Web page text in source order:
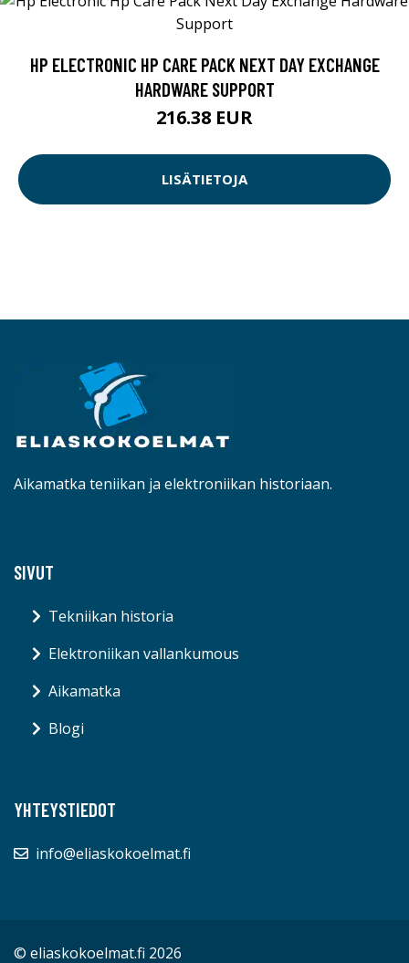
HP ELECTRONIC HP CARE PACK NEXT DAY EXCHANGE
HARDWARE SUPPORT
216.38 EUR
LISÄTIETOJA
Aikamatka teniikan ja elektroniikan historiaan.
SIVUT
Tekniikan historia
Elektroniikan vallankumous
Aikamatka
Blogi
YHTEYSTIEDOT
info@eliaskokoelmat.fi
© eliaskokoelmat.fi 2026